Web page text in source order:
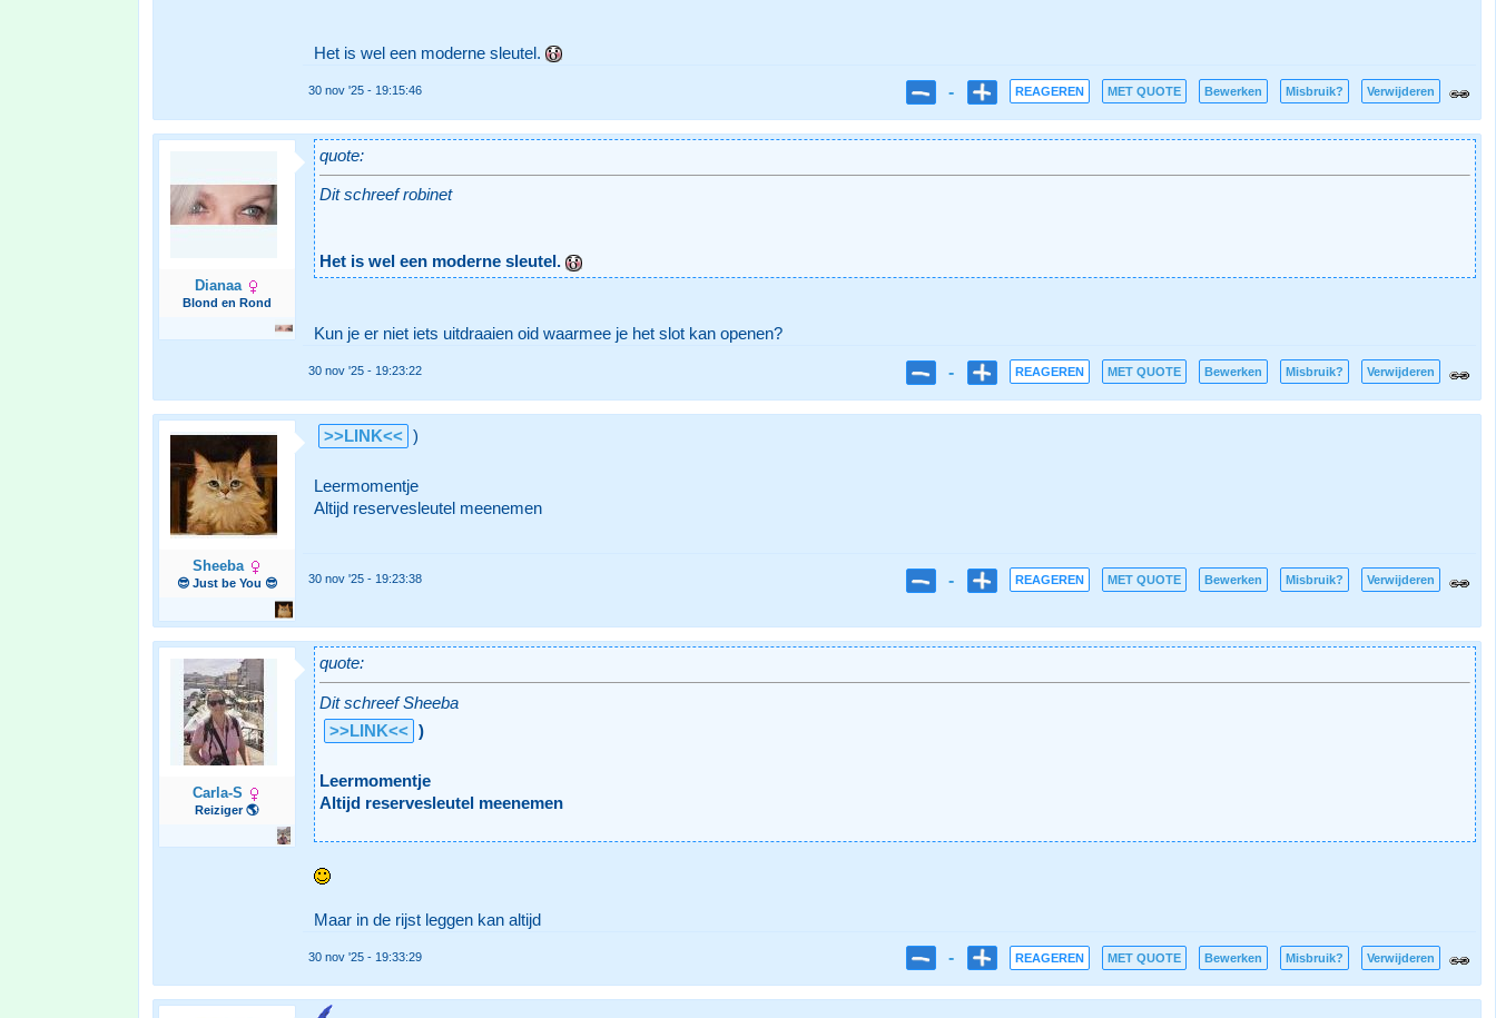
Het is wel een moderne sleutel.
30 nov '25 - 19:15:46 - REAGEREN MET QUOTE Bewerken Misbruik? Verwijderen
Dianaa
Blond en Rond
quote:
Dit schreef robinet
Het is wel een moderne sleutel.
Kun je er niet iets uitdraaien oid waarmee je het slot kan openen?
30 nov '25 - 19:23:22 - REAGEREN MET QUOTE Bewerken Misbruik? Verwijderen
Sheeba
😎 Just be You 😎
>>LINK<< )
Leermomentje
Altijd reservesleutel meenemen
30 nov '25 - 19:23:38 - REAGEREN MET QUOTE Bewerken Misbruik? Verwijderen
Carla-S
Reiziger 🌎
quote:
Dit schreef Sheeba
>>LINK<< )
Leermomentje
Altijd reservesleutel meenemen
Maar in de rijst leggen kan altijd
30 nov '25 - 19:33:29 - REAGEREN MET QUOTE Bewerken Misbruik? Verwijderen